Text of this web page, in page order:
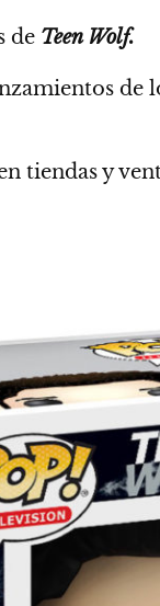
de Teen Wolf.
de
tiendas y